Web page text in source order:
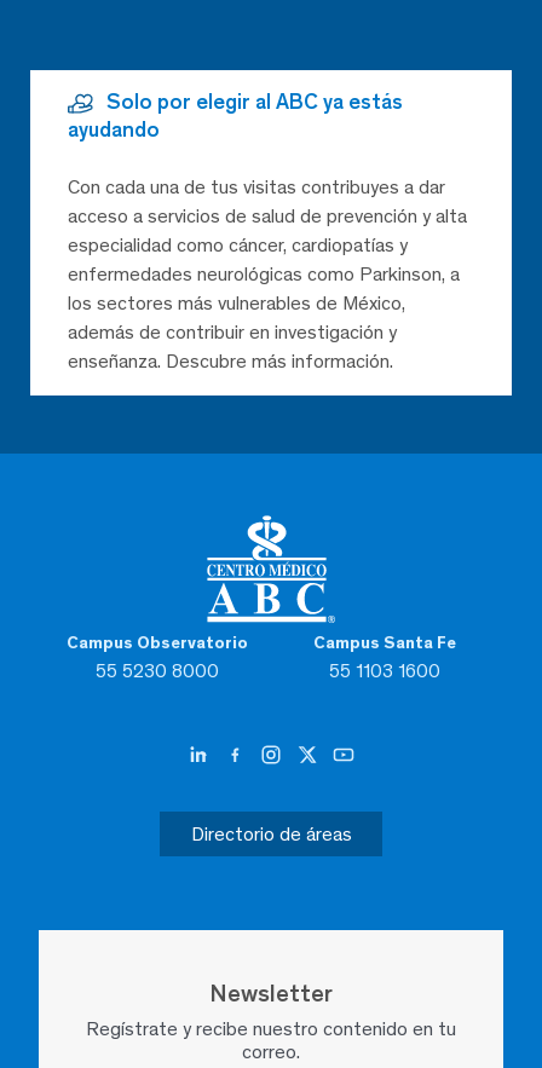
Campus Observatorio
55 5230 8000
Campus Santa Fe
55 1103 1600
Directorio de áreas
Newsletter
Regístrate y recibe nuestro contenido en tu
correo.
Solo por elegir al ABC ya estás
ayudando
Con cada una de tus visitas contribuyes a dar
acceso a servicios de salud de prevención y alta
especialidad como cáncer, cardiopatías y
enfermedades neurológicas como Parkinson, a
los sectores más vulnerables de México,
además de contribuir en investigación y
enseñanza. Descubre más información.